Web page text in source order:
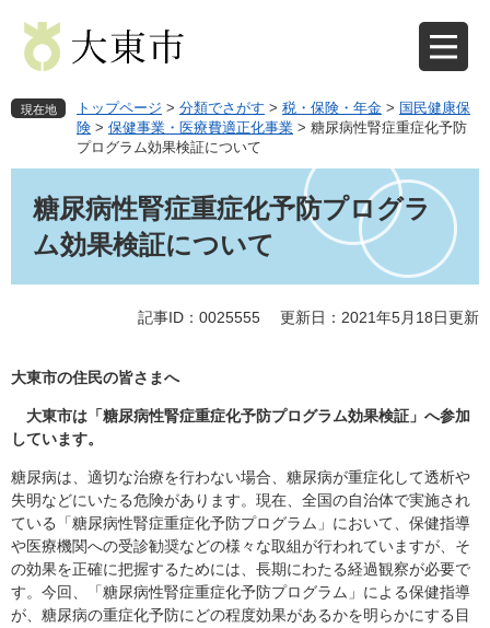
先
す
を
し
現在地 トップページ > 分類でさがす > 税・保険・年金 > 国民健康保
険 > 保健事業・医療費適正化事業 > 糖尿病性腎症重症化予防
プログラム効果検証について
糖尿病性腎症重症化予防プログラ
ム効果検証について
記事ID：0025555 更新日：2021年5月18日更新
大東市の住民の皆さまへ
大東市は「糖尿病性腎症重症化予防プログラム効果検証」へ参加
しています。
糖尿病は、適切な治療を行わない場合、糖尿病が重症化して透析や
失明などにいたる危険があります。現在、全国の自治体で実施され
ている「糖尿病性腎症重症化予防プログラム」において、保健指導
や医療機関への受診勧奨などの様々な取組が行われていますが、そ
の効果を正確に把握するためには、長期にわたる経過観察が必要で
す。今回、「糖尿病性腎症重症化予防プログラム」による保健指導
が、糖尿病の重症化予防にどの程度効果があるかを明らかにする目